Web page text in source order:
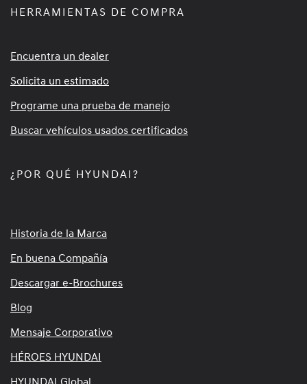
HERRAMIENTAS DE COMPRA
Encuentra un dealer
Solicita un estimado
Programe una prueba de manejo
Buscar vehículos usados certificados
¿POR QUÉ HYUNDAI?
Historia de la Marca
En buena Compañía
Descargar e-Brochures
Blog
Mensaje Corporativo
HÉROES HYUNDAI